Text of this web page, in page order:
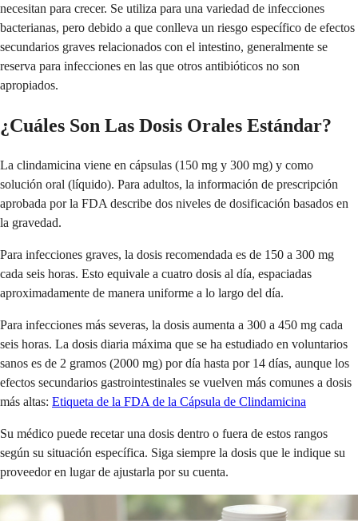
necesitan para crecer. Se utiliza para una variedad de infecciones
bacterianas, pero debido a que conlleva un riesgo específico de efectos
secundarios graves relacionados con el intestino, generalmente se
reserva para infecciones en las que otros antibióticos no son
apropiados.
¿Cuáles Son Las Dosis Orales Estándar?
La clindamicina viene en cápsulas (150 mg y 300 mg) y como
solución oral (líquido). Para adultos, la información de prescripción
aprobada por la FDA describe dos niveles de dosificación basados en
la gravedad.
Para infecciones graves, la dosis recomendada es de 150 a 300 mg
cada seis horas. Esto equivale a cuatro dosis al día, espaciadas
aproximadamente de manera uniforme a lo largo del día.
Para infecciones más severas, la dosis aumenta a 300 a 450 mg cada
seis horas. La dosis diaria máxima que se ha estudiado en voluntarios
sanos es de 2 gramos (2000 mg) por día hasta por 14 días, aunque los
efectos secundarios gastrointestinales se vuelven más comunes a dosis
más altas: Etiqueta de la FDA de la Cápsula de Clindamicina
Su médico puede recetar una dosis dentro o fuera de estos rangos
según su situación específica. Siga siempre la dosis que le indique su
proveedor en lugar de ajustarla por su cuenta.